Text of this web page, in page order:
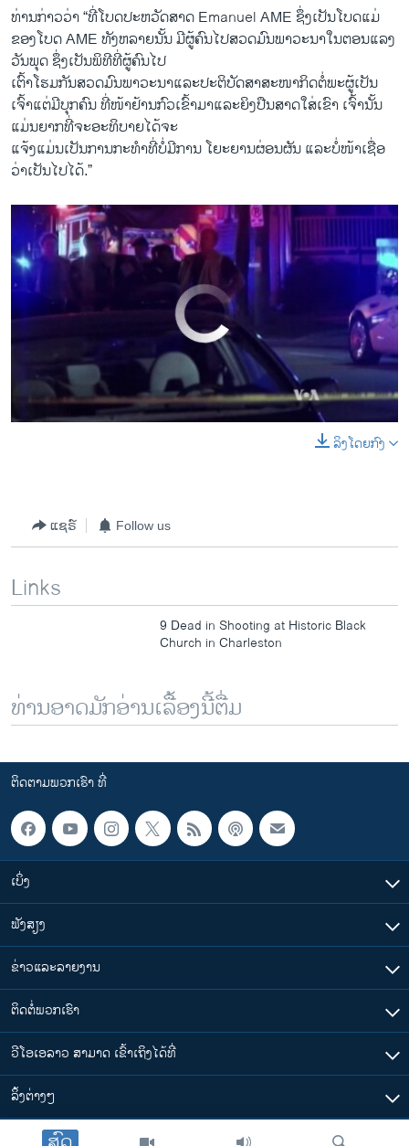
ທ່ານກ່າວວ່າ “ທີ່ໂບດປະຫວັດສາດ Emanuel AME ຊຶ່ງເປັນໂບດແມ່
ຂອງໂບດ AME ທັງຫລາຍນັ້ນ ມີຜູ້ຄົນໄປສວດມົນພາວະນາໃນຕອນແລງ
ວັນພຸດ ຊຶ່ງເປັນພິທີທີ່ຜູ້ຄົນໄປ
ເຕົ້າໂຮມກັນສວດມົນພາວະນາແລະປະຕິບັດສາສະໜາກິດຕໍ່ພະຜູ້ເປັນ
ເຈົ້າແຕ່ມີບຸກຄົນ ທີ່ໜ້າຢ້ານກົວເຂົ້າມາແລະຍິງປືນສາດໃສ່ເຂົາ ເຈົ້ານັ້ນ
ແມ່ນຍາກທີ່ຈະອະທິບາຍໄດ້ຈະ
ແຈ້ງແມ່ນເປັນການກະທຳທີ່ບໍ່ມີການ ໂຍະຍານຜ່ອນຜັນ ແລະບໍ່ໜ້າເຊື່ອ
ວ່າເປັນໄປໄດ້.”
EMBED SHARE
Nine Dead in Shooting at Historic Black Church in Southern US
byສຽງອາເມຣິກາ ວີໂອເອລາວ
SHARE
No media source currently available
ລິງໂດຍກົງ
ແຊຣ໌ Follow us
Links
9 Dead in Shooting at Historic Black
Church in Charleston
ທ່ານອາດມັກອ່ານເລື້ອງນີ້ຕື່ມ
ຕິດຕາມພວກເຮົາ ທີ່
ເບິ່ງ
ຟັງສຽງ
ຂ່າວແລະລາຍງານ
ຕິດຕໍ່ພວກເຮົາ
ວີໂອເອລາວ ສາມາດ ເຂົ້າເຖິງໄດ້ທີ່
​ລິ້ງ​ຕ່າງໆ
ຕາມເວລາໃນລາວ